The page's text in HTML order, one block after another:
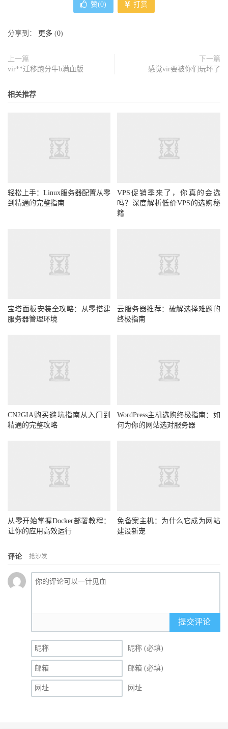
赞(0) 打赏
分享到： 更多 (0)
上一篇
vir**迁移跑分牛b满血版
下一篇
感觉vir要被你们玩坏了
相关推荐
轻松上手：Linux服务器配置从零
到精通的完整指南
VPS促销季来了，你真的会选
吗？深度解析低价VPS的选购秘
籍
宝塔面板安装全攻略：从零搭建
服务器管理环境
云服务器推荐：破解选择难题的
终极指南
CN2GIA购买避坑指南从入门到
精通的完整攻略
WordPress主机选购终极指南：如
何为你的网站选对服务器
从零开始掌握Docker部署教程：
让你的应用高效运行
免备案主机：为什么它成为网站
建设新宠
评论 抢沙发
提交评论
昵称 (必填)
邮箱 (必填)
网址